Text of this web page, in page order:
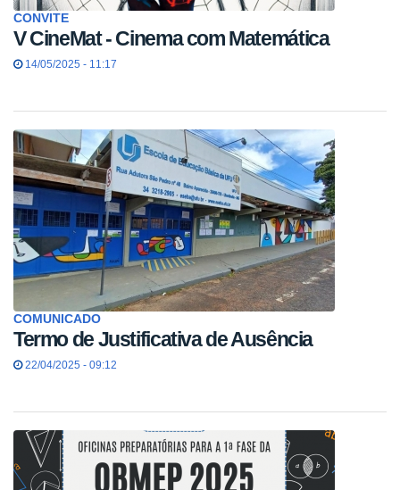
CONVITE
V CineMat - Cinema com Matemática
14/05/2025 - 11:17
COMUNICADO
Termo de Justificativa de Ausência
22/04/2025 - 09:12